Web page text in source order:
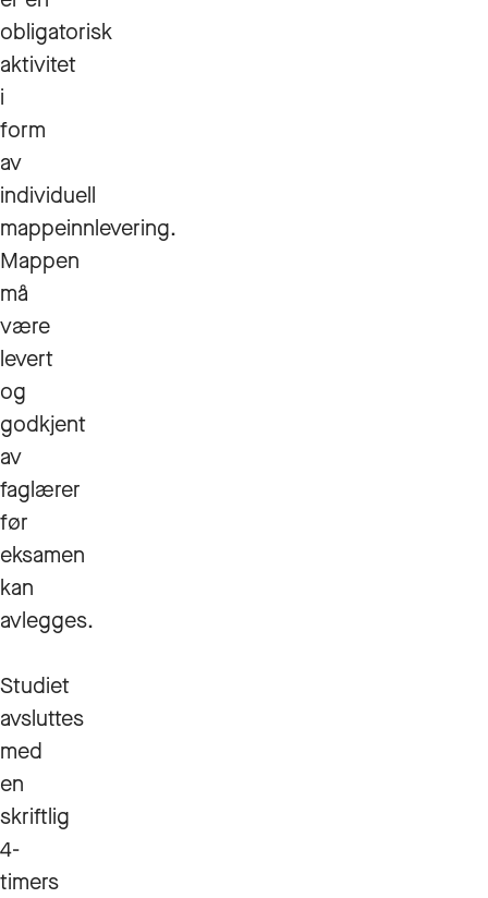
obligatorisk
aktivitet
i
form
av
individuell
mappeinnlevering.
Mappen
må
være
levert
og
godkjent
av
faglærer
før
eksamen
kan
avlegges.
Studiet
avsluttes
med
en
skriftlig
4-
timers